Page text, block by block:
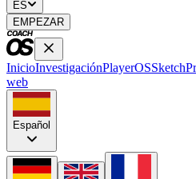
ES
EMPEZAR
InicioInvestigaciónPlayerOSSketch
web
Español